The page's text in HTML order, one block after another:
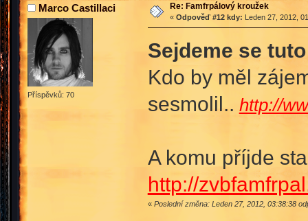
Marco Castillaci
Příspěvků: 70
Re: Famfrpálový kroužek
« Odpověď #12 kdy: Leden 27, 2012,
Sejdeme se
Kdo by měl
sesmolil.. http://
A komu příjde
http://
« Poslední změna: Leden 27, 2012, 03:38:38